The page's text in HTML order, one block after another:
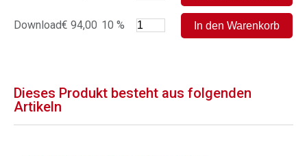
Download€ 94,00 10 %
Dieses Produkt besteht aus folgenden
Artikeln